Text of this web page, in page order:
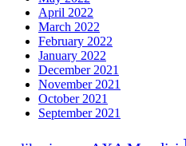
April 2022
March 2022
February 2022
January 2022
December 2021
November 2021
October 2021
September 2021